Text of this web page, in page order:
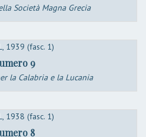
Società Magna Grecia
9
la Calabria e la Lucania
8